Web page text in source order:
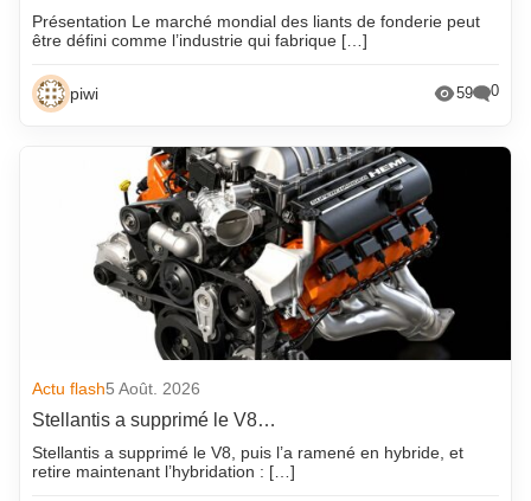
Présentation Le marché mondial des liants de fonderie peut
être défini comme l’industrie qui fabrique […]
piwi 59 0
Actu flash5 Août. 2026
Stellantis a supprimé le V8…
Stellantis a supprimé le V8, puis l’a ramené en hybride, et
retire maintenant l’hybridation : […]